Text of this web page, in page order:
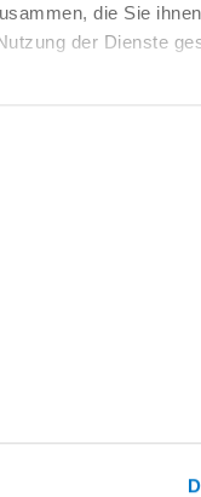
die Sie
der Dienste